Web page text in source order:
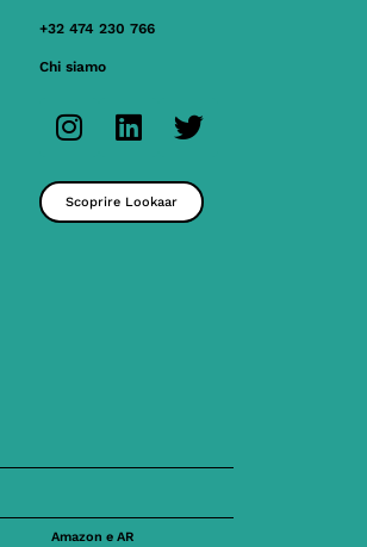
+32 474 230 766
Chi siamo
Scoprire Lookaar
Amazon e AR